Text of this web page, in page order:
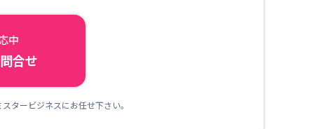
中
合せ
タービジネスにお任せ下さい。